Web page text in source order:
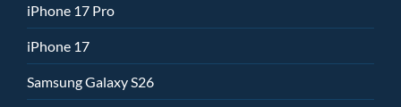
iPhone 17 Pro
iPhone 17
Samsung Galaxy S26